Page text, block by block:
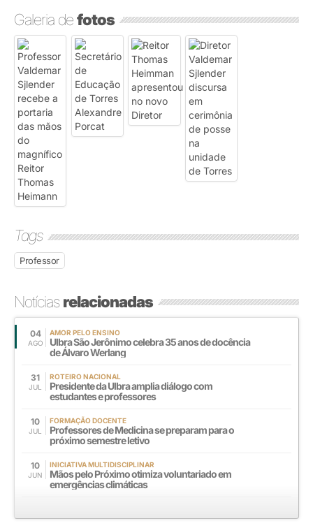
Galeria defotos
Tags
Professor
Notíciasrelacionadas
04
AGO
AMOR PELO ENSINO
Ulbra São Jerônimo celebra 35 anos de docência
de Álvaro Werlang
31
JUL
ROTEIRO NACIONAL
Presidente da Ulbra amplia diálogo com
estudantes e professores
10
JUL
FORMAÇÃO DOCENTE
Professores de Medicina se preparam para o
próximo semestre letivo
10
JUN
INICIATIVA MULTIDISCIPLINAR
Mãos pelo Próximo otimiza voluntariado em
emergências climáticas